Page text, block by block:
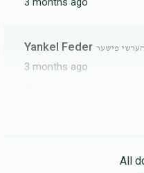
Yankel Feder הערשי פישער
3 months ago
All